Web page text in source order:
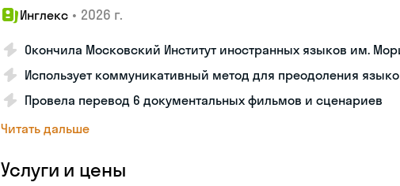
Инглекс • 2026 г.
Окончила Московский Институт иностранных языков им.
Использует коммуникативный метод для преодоления
Провела перевод 6 документальных фильмов и сценариев
Читать дальше
Услуги и цены